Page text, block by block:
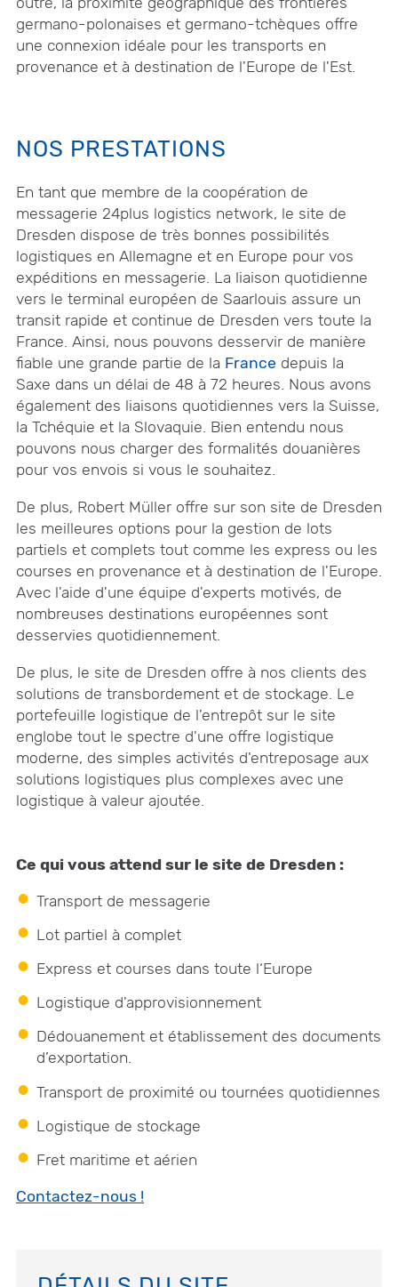
germano-polonaises et germano-tchèques offre
une connexion idéale pour les transports en
provenance et à destination de l'Europe de l'Est.
NOS PRESTATIONS
En tant que membre de la coopération de
messagerie 24plus logistics network, le site de
Dresden dispose de très bonnes possibilités
logistiques en Allemagne et en Europe pour vos
expéditions en messagerie. La liaison quotidienne
vers le terminal européen de Saarlouis assure un
transit rapide et continue de Dresden vers toute la
France. Ainsi, nous pouvons desservir de manière
fiable une grande partie de la France depuis la
Saxe dans un délai de 48 à 72 heures. Nous avons
également des liaisons quotidiennes vers la Suisse,
la Tchéquie et la Slovaquie. Bien entendu nous
pouvons nous charger des formalités douanières
pour vos envois si vous le souhaitez.
De plus, Robert Müller offre sur son site de Dresden
les meilleures options pour la gestion de lots
partiels et complets tout comme les express ou les
courses en provenance et à destination de l'Europe.
Avec l'aide d'une équipe d'experts motivés, de
nombreuses destinations européennes sont
desservies quotidiennement.
De plus, le site de Dresden offre à nos clients des
solutions de transbordement et de stockage. Le
portefeuille logistique de l'entrepôt sur le site
englobe tout le spectre d'une offre logistique
moderne, des simples activités d'entreposage aux
solutions logistiques plus complexes avec une
logistique à valeur ajoutée.
Ce qui vous attend sur le site de Dresden :
Transport de messagerie
Lot partiel à complet
Express et courses dans toute l‘Europe
Logistique d'approvisionnement
Dédouanement et établissement des documents
d’exportation.
Transport de proximité ou tournées quotidiennes
Logistique de stockage
Fret maritime et aérien
Contactez-nous !